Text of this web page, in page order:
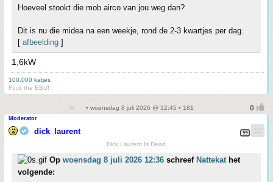
Hoeveel stookt die mob airco van jou weg dan?
Dit is nu die midea na een weekje, rond de 2-3 kwartjes per dag.
[ afbeelding ]
1,6kW
100.000 katjes
Fuck the EBU!
• woensdag 8 juli 2026 @ 12:45 • 181
Moderator
dick_laurent
Dick Laurent Is Dead
Op woensdag 8 juli 2026 12:36 schreef Nattekat het
volgende: